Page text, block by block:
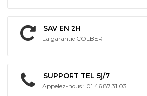
SAV EN 2H
La garantie COLBER
SUPPORT TEL 5j/7
Appelez-nous : 01 46 87 31 03